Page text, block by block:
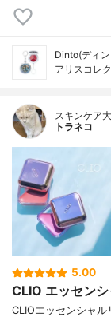
Dinto(ディ
アリスコレ
スキンケア
トラネコ
5.00
CLIO エッセン
CLIOエッセンシャル